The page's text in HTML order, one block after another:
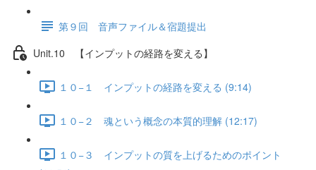
第９回 音声ファイル＆宿題提出
Unit.10 【インプットの経路を変える】
１０−１ インプットの経路を変える (9:14)
１０−２ 魂という概念の本質的理解 (12:17)
１０−３ インプットの質を上げるためのポイント